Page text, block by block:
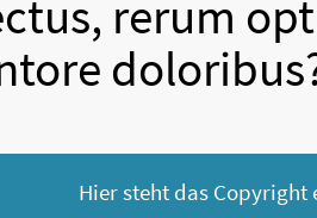
rerum
Hier steht das Copyright